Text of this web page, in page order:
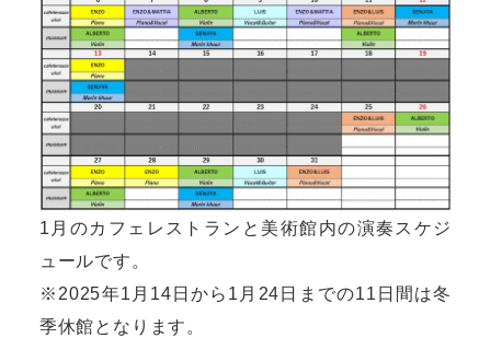
1月のカフェレストランと美術館内の演奏スケジ
ュールです。
※2025年1月14日から1月24日までの11日間は冬
季休館となります。